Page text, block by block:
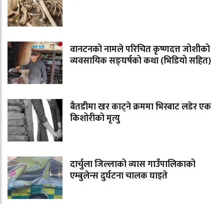
वानटनको नामले परिचित कृष्णदत्त जोशीको
व्यवसायिक सङ्घर्षको कथा (भिडियो सहित)
बैतडीमा खर काट्ने क्रममा भिरबाट लडेर एक
किशोरीको मृत्यु
दार्चुला जिल्लाको व्यास गाउँपालिकाको
एम्बुलेन्स दुर्घटना चालक घाइते